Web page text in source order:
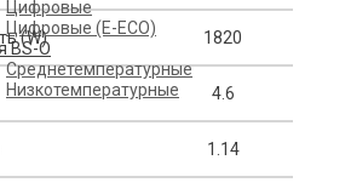
Цифровые
Цифровые (E-ECO)
BS-O
Среднетемпературные
Низкотемпературные
(W) 1820
4.6
1.14